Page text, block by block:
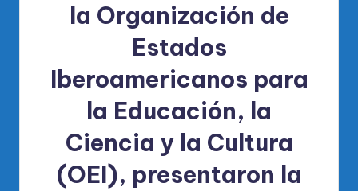
la Organización de
Estados
Iberoamericanos para
la Educación, la
Ciencia y la Cultura
(OEI), presentaron la